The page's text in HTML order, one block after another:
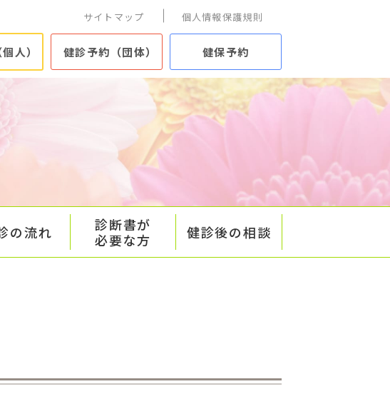
サイトマップ 個人情報保護規則
人） 健診予約（団体） 健保予約
の流れ
診断書が
必要な方
健診後の相談